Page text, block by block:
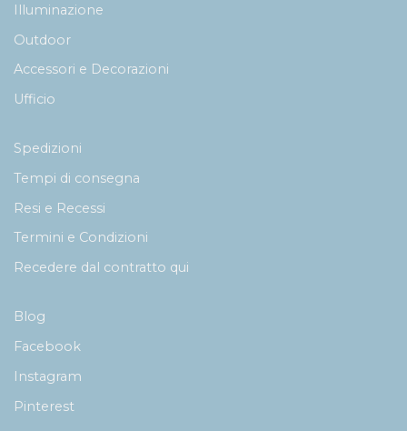
Illuminazione
Outdoor
Accessori e Decorazioni
Ufficio
Spedizioni
Tempi di consegna
Resi e Recessi
Termini e Condizioni
Recedere dal contratto qui
Blog
Facebook
Instagram
Pinterest